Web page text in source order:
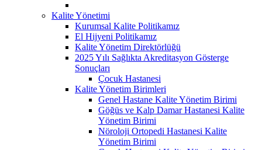
Kalite Yönetimi
Kurumsal Kalite Politikamız
El Hijyeni Politikamız
Kalite Yönetim Direktörlüğü
2025 Yılı Sağlıkta Akreditasyon Gösterge
Sonuçları
Çocuk Hastanesi
Kalite Yönetim Birimleri
Genel Hastane Kalite Yönetim Birimi
Göğüs ve Kalp Damar Hastanesi Kalite
Yönetim Birimi
Nöroloji Ortopedi Hastanesi Kalite
Yönetim Birimi